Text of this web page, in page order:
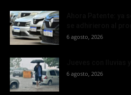
6 agosto, 2026
6 agosto, 2026